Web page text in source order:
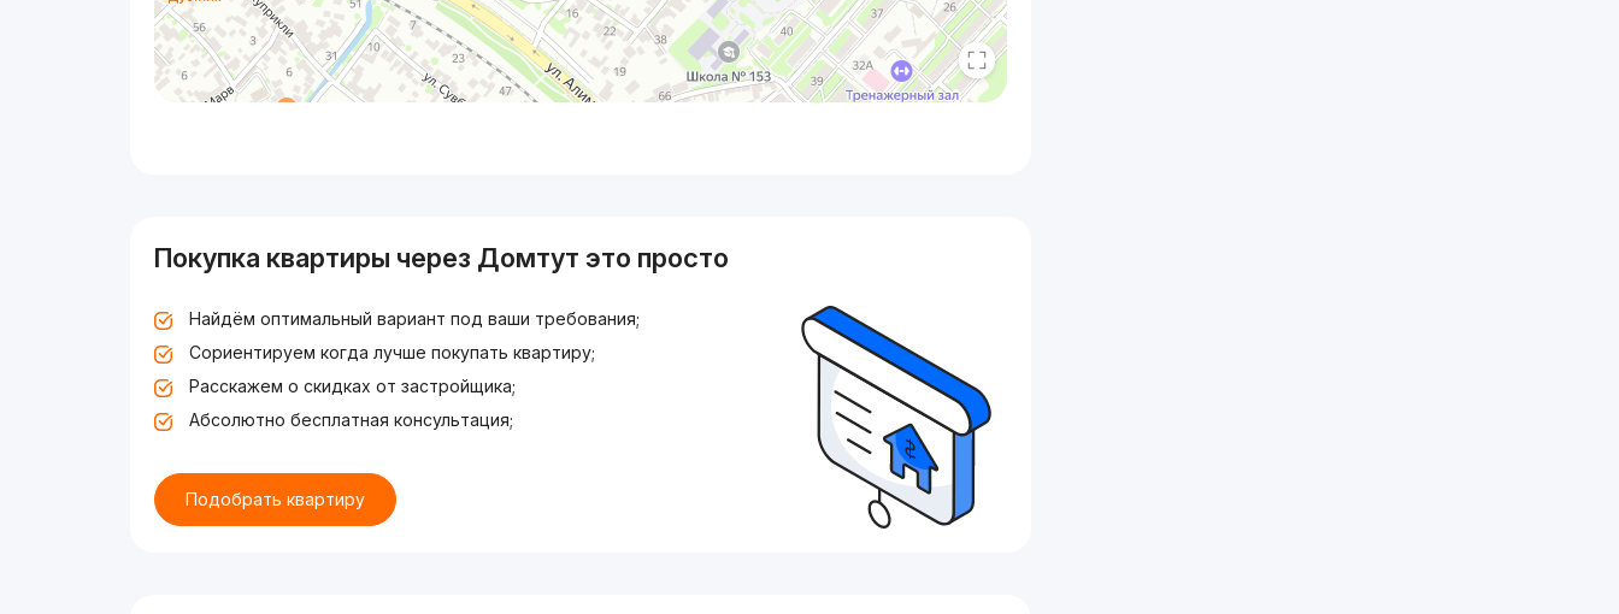
Покупка квартиры через Домтут это просто
Найдём оптимальный вариант под ваши требования;
Сориентируем когда лучше покупать квартиру;
Расскажем о скидках от застройщика;
Абсолютно бесплатная консультация;
Подобрать квартиру